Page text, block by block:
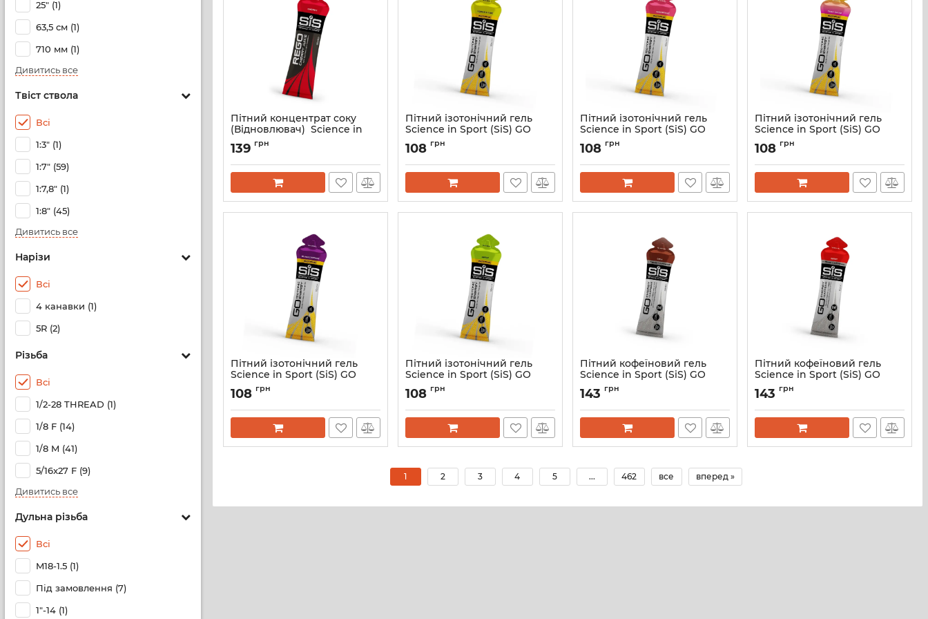
25″ (1)
63,5 см (1)
710 мм (1)
Дивитись все
Твіст ствола
Всі
1:3" (1)
1:7" (59)
1:7,8" (1)
1:8" (45)
Дивитись все
Нарізи
Всі
4 канавки (1)
5R (2)
Різьба
Всі
1/2-28 THREAD (1)
1/8 F (14)
1/8 M (41)
5/16x27 F (9)
Дивитись все
Дульна різьба
Всі
M18-1.5 (1)
Під замовлення (7)
1"-14 (1)
Пітний концентрат соку
(Відновлювач) Science in
Sport (SiS) Rego Cherry Juice,
30 мл, смак Вишня (Cherry)
139 грн
Пітний ізотонічний гель
Science in Sport (SiS) GO
Isotonic Energy Gel, 60 мл.,
смак Лимон і лайм (Lemon &
Lime)
108 грн
Пітний ізотонічний гель
Science in Sport (SiS) GO
Isotonic Energy Gel, 60 мл.,
смак Грейпфрут (Grapefruit)
108 грн
Пітний ізотонічний гель
Science in Sport (SiS) GO
Isotonic Energy Gel, 60 мл.,
смак Фруктовий салат (Fruit
Salad)
108 грн
Пітний ізотонічний гель
Science in Sport (SiS) GO
Isotonic Energy Gel, 60 мл.,
смак Чорна смородина
(Blackcurrant)
108 грн
Пітний ізотонічний гель
Science in Sport (SiS) GO
Isotonic Energy Gel, 60 мл.,
смак Яблуко (Apple)
108 грн
Пітний кофеїновий гель
Science in Sport (SiS) GO
Energy + Caffeine Gel 60 мл,
75 мг кофеїну, смак Кола
(Cola)
Артикул:
143 грн
Пітний кофеїновий гель
Science in Sport (SiS) GO
Energy + Caffeine Gel 60 мл,
75 мг кофеїну, смак ягода
Berry
Артикул:
143 грн
1 2 3 4 5 ... 462 все вперед »